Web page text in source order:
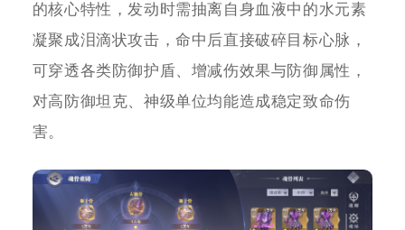
的核心特性，发动时需抽离自身血液中的水元素
凝聚成泪滴状攻击，命中后直接破碎目标心脉，
可穿透各类防御护盾、增减伤效果与防御属性，
对高防御坦克、神级单位均能造成稳定致命伤
害。